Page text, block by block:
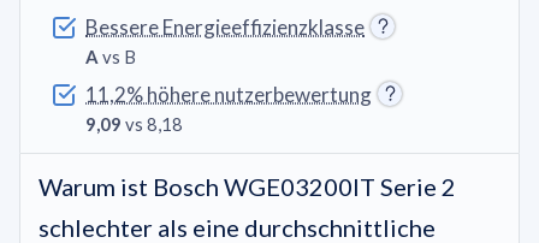
Bessere Energieeffizienzklasse
A vs B
11,2% höhere nutzerbewertung
9,09 vs 8,18
Warum ist Bosch WGE03200IT Serie 2
schlechter als eine durchschnittliche